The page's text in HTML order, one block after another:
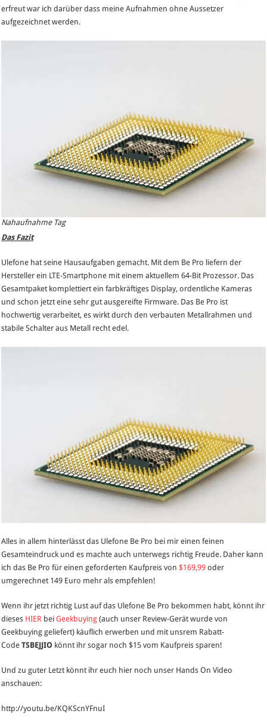
erfreut war ich darüber dass meine Aufnahmen ohne Aussetzer
aufgezeichnet werden.
Nahaufnahme Tag
Das Fazit
Ulefone hat seine Hausaufgaben gemacht. Mit dem Be Pro liefern der
Hersteller ein LTE-Smartphone mit einem aktuellem 64-Bit Prozessor. Das
Gesamtpaket komplettiert ein farbkräftiges Display, ordentliche Kameras
und schon jetzt eine sehr gut ausgereifte Firmware. Das Be Pro ist
hochwertig verarbeitet, es wirkt durch den verbauten Metallrahmen und
stabile Schalter aus Metall recht edel.
Alles in allem hinterlässt das Ulefone Be Pro bei mir einen feinen
Gesamteindruck und es machte auch unterwegs richtig Freude. Daher kann
ich das Be Pro für einen geforderten Kaufpreis von$169,99 oder
umgerechnet 149 Euro mehr als empfehlen!
Wenn ihr jetzt richtig Lust auf das Ulefone Be Pro bekommen habt, könnt ihr
dieses HIER beiGeekbuying (auch unser Review-Gerät wurde von
Geekbuying geliefert) käuflich erwerben und mit unsrem Rabatt-
CodeTSBEJJIO könnt ihr sogar noch $15 vom Kaufpreis sparen!
Und zu guter Letzt könnt ihr euch hier noch unser Hands On Video
anschauen:
http://youtu.be/KQKScnYFnuI